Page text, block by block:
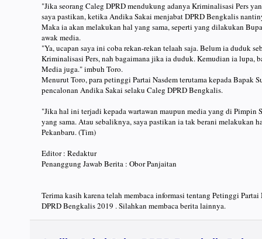
"Jika seorang Caleg DPRD mendukung adanya Kriminalisasi Pers
saya pastikan, ketika Andika Sakai menjabat DPRD Bengkalis
Maka ia akan melakukan hal yang sama, seperti yang dilakukan
awak media.
"Ya, ucapan saya ini coba rekan-rekan telaah saja. Belum ia duduk
Kriminalisasi Pers, nah bagaimana jika ia duduk. Kemudian ia lupa,
Media juga." imbuh Toro.
Menurut Toro, para petinggi Partai Nasdem terutama kepada Bapak
pencalonan Andika Sakai selaku Caleg DPRD Bengkalis.
"Jika hal ini terjadi kepada wartawan maupun media yang di Pimpin
yang sama. Atau sebaliknya, saya pastikan ia tak berani melakukan
Pekanbaru. (Tim)
Editor : Redaktur
Penanggung Jawab Berita : Obor Panjaitan
Terima kasih karena telah membaca informasi tentang Petinggi
DPRD Bengkalis 2019 . Silahkan membaca berita lainnya.